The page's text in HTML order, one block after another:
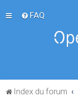
FAQ
Index du forum